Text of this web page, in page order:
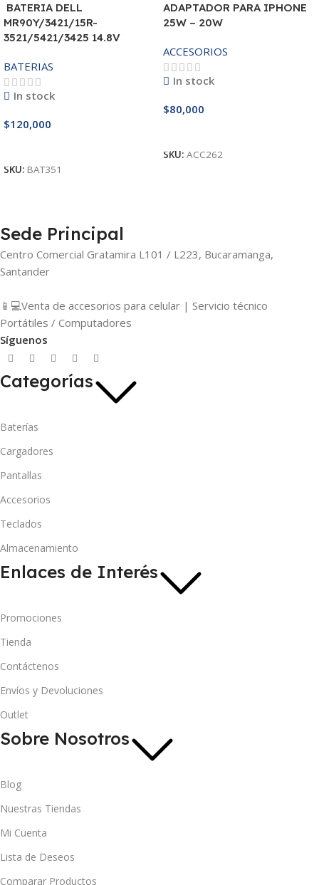
BATERIA DELL
MR90Y/3421/15R-
3521/5421/3425 14.8V
BATERIAS
In stock
$120,000
SKU: BAT351
ADAPTADOR PARA IPHONE
25W – 20W
ACCESORIOS
In stock
$80,000
SKU: ACC262
Sede Principal
Centro Comercial Gratamira L101 / L223, Bucaramanga,
Santander
📱💻Venta de accesorios para celular | Servicio técnico
Portátiles / Computadores
Síguenos
Categorías
Baterías
Cargadores
Pantallas
Accesorios
Teclados
Almacenamiento
Enlaces de Interés
Promociones
Tienda
Contáctenos
Envíos y Devoluciones
Outlet
Sobre Nosotros
Blog
Nuestras Tiendas
Mi Cuenta
Lista de Deseos
Comparar Productos